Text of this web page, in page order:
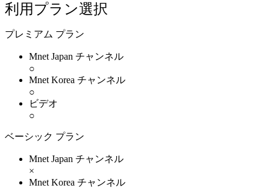
利用プラン選択
プレミアム プラン
Mnet Japan チャンネル
○
Mnet Korea チャンネル
○
ビデオ
○
ベーシック プラン
Mnet Japan チャンネル
×
Mnet Korea チャンネル